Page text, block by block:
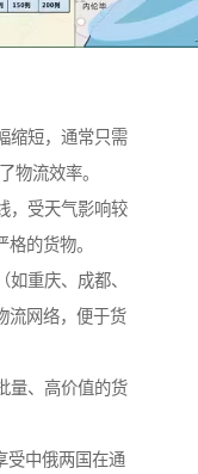
缩短，通常只需
物流效率。
，受天气影响较
的货物。
重庆、成都、
流网络，便于货
量、高价值的货
受中俄两国在通